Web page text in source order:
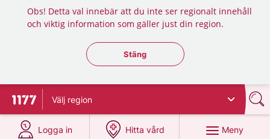
Obs! Detta val innebär att du inte ser regionalt innehåll
och viktig information som gäller just din region.
Stäng regionsväljaren
Stäng
Till startsidan för 1177
Välj region
Logga in
på 1177.se
Hitta vård
på 1177.se
Meny